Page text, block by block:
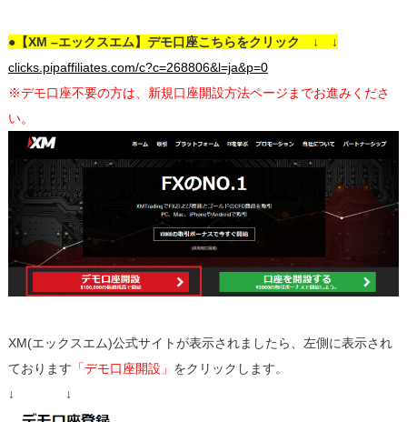
●【XM –エックスエム】デモ口座こちらをクリック ↓ ↓
clicks.pipaffiliates.com/c?c=268806&l=ja&p=0
※デモ口座不要の方は、新規口座開設方法ページまでお進みくださ
い。
XM(エックスエム)公式サイトが表示されましたら、左側に表示され
ております 「デモ口座開設」 をクリックします。
↓ ↓